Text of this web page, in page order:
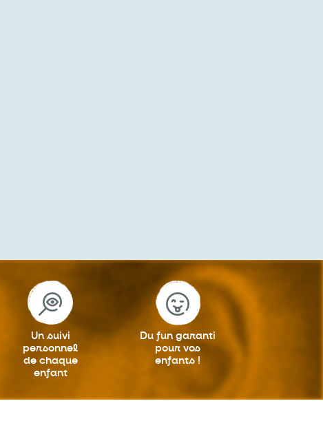
Un suivi
personnel
de chaque
enfant
Du fun garanti
pour vos
enfants !